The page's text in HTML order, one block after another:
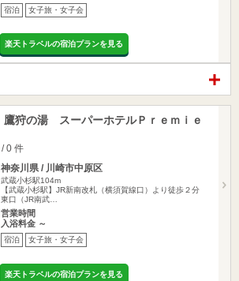
宿泊 女子旅・女子会
楽天トラベルの宿泊プランを見る
狩の湯 スーパーホテルＰｒｅｍｉｅ
/ 0 件
神奈川県 / 川崎市中原区
武蔵小杉駅104m
【武蔵小杉駅】JR新南改札（横須賀線口）より徒歩２分
東口（JR南武…
営業時間
入浴料金 ～
宿泊 女子旅・女子会
楽天トラベルの宿泊プランを見る